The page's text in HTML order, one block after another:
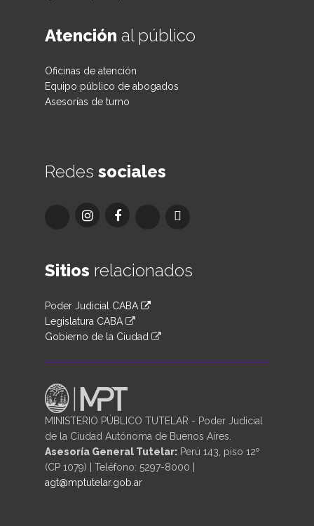
Atención al público
Oficinas de atención
Equipo público de abogados
Asesorías de turno
Redes sociales
Sitios relacionados
Poder Judicial CABA
Legislatura CABA
Gobierno de la Ciudad
MINISTERIO PÚBLICO TUTELAR - Poder Judicial
de la Ciudad Autónoma de Buenos Aires.
Asesoría General Tutelar: Perú 143, piso 12º
(CP 1079) | Teléfono: 5297-8000 |
agt@mptutelar.gob.ar